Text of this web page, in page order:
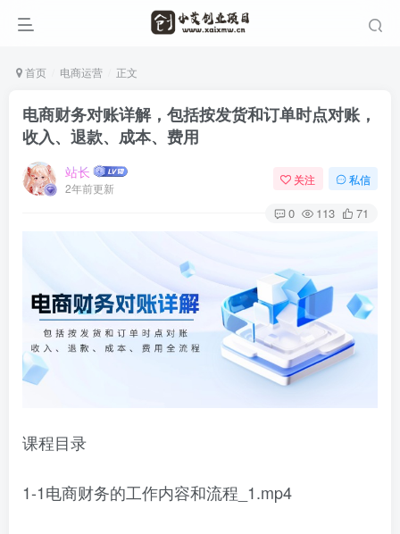
首页 电商运营 正文
电商财务对账详解，包括按发货和订单时点对账，
收入、退款、成本、费用
站长
2年前更新
关注 私信
0 113 71
课程目录
1-1电商财务的工作内容和流程_1.mp4